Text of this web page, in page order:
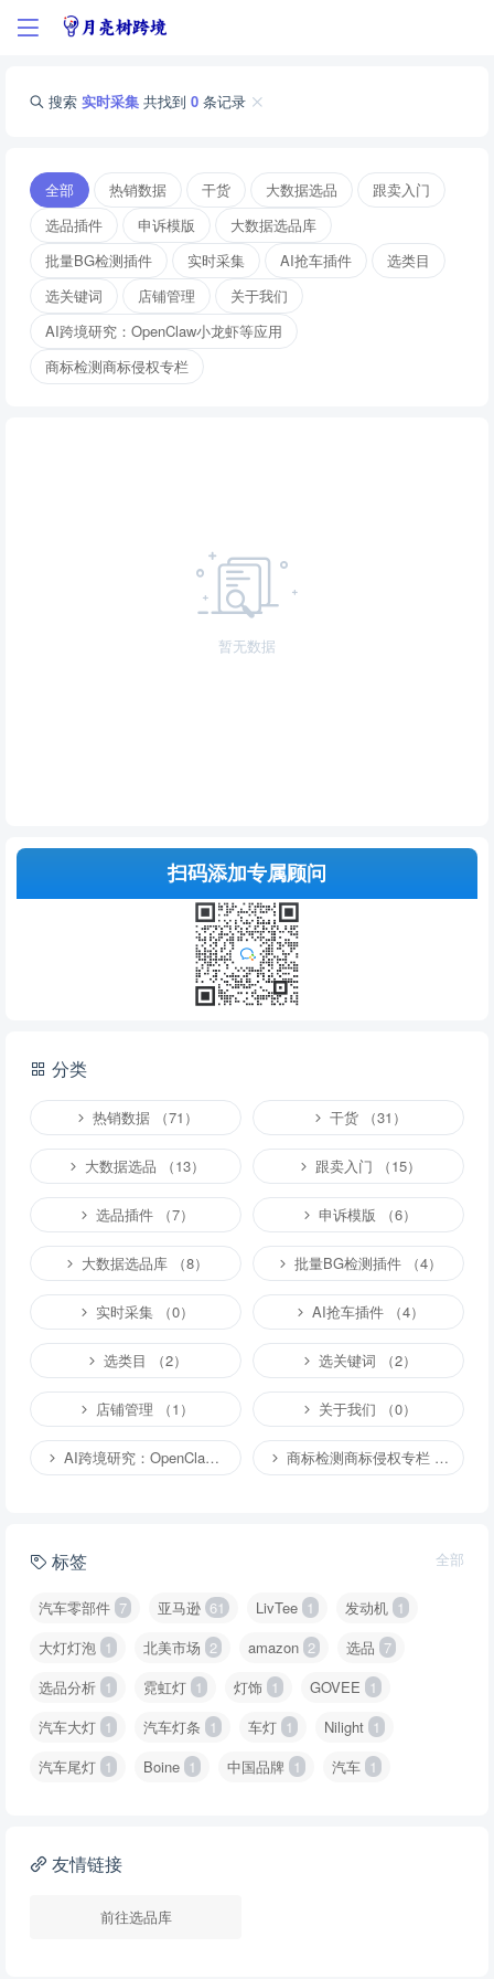
搜索 实时采集 共找到 0 条记录
全部 热销数据 干货 大数据选品
跟卖入门
选品插件
申诉模版
大数据选品库
批量BG检测插件
实时采集 AI抢车插件
选类目
选关键词
店铺管理
关于我们
AI跨境研究：OpenClaw小龙虾等应用
商标检测商标侵权专栏
暂无数据
扫码添加专属顾问
分类
热销数据 （71） 干货 （31）
大数据选品 （13） 跟卖入门 （15）
选品插件 （7） 申诉模版 （6）
大数据选品库 （8） 批量BG检测插件 （4）
实时采集 （0） AI抢车插件 （4）
选类目 （2） 选关键词 （2）
店铺管理 （1） 关于我们 （0）
AI跨境研究：OpenClaw小龙虾等应用 （2） 商标检测商标侵权专栏 （1）
标签 全部
汽车零部件 7 亚马逊 61 LivTee 1 发动机 1
大灯灯泡 1 北美市场 2 amazon 2 选品 7
选品分析 1 霓虹灯 1 灯饰 1 GOVEE 1
汽车大灯 1 汽车灯条 1 车灯 1 Nilight 1
汽车尾灯 1 Boine 1 中国品牌 1 汽车 1
友情链接
前往选品库